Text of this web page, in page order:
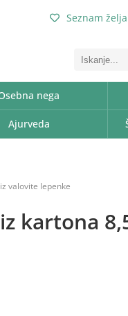
Seznam želja
nega
Ajurveda
valovite lepenke
kartona